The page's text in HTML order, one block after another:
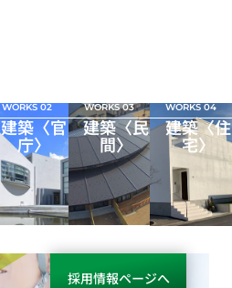
WORKS 02
建築〈官
庁〉
WORKS 03
建築〈民
間〉
WORKS 04
建築〈住
宅〉
採用情報ページへ